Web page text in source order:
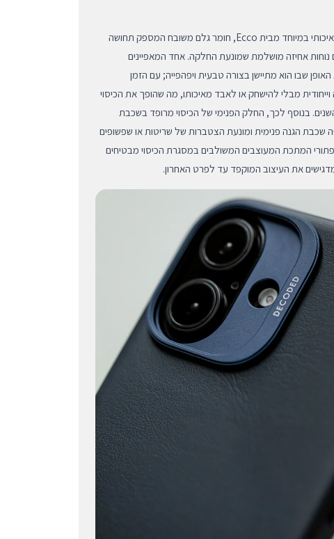
מעטפת הכיסוי מיוצרת מעור מלא ואיכותי במיוחד מבית Ecco, חומר גלם משובח המספק תחושה
נוחות אחיזה מושלמת שמונעת החלקה. אחד המאפיינים
שבו הוא מתיישן בצורה טבעית ויפהפייה; עם הזמן
מבלי להישחק או לאבד מאיכותו, מה שהופך את הכיסוי
בנוסף לכך, החלק הפנימי של הכיסוי מרופד בשכבת
שכבת הגנה פנימית ומונעת הצטברות של שריטות או שפשופים
המתכת המעוצבים המשולבים במסגרת הכיסוי מבטיחים
את העיצוב המוקפד עד לפרט האחרון.